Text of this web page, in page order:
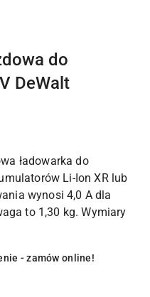
do
DeWalt
ładowarka do
Li-Ion XR lub
wynosi 4,0 A dla
to 1,30 kg. Wymiary
- zamów online!